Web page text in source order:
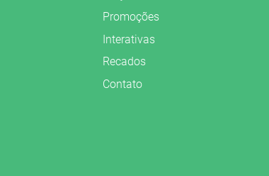
Promoções
Interativas
Recados
Contato